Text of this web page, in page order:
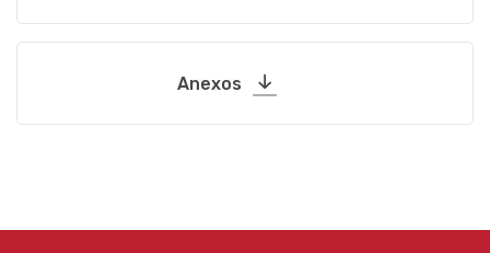
Anexos